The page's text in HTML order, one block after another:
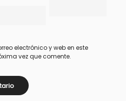
electrónico y web en este
vez que comente.